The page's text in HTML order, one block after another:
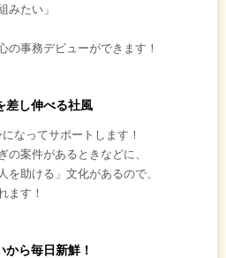
みたい」
の事務デビューができます！
差し伸べる社風
なってサポートします！
の案件があるときなどに、
助ける」文化があるので、
ます！
ら毎日新鮮！